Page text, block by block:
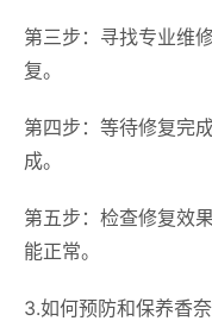
第三步：寻找专业维
复。
第四步：等待修复完
成。
第五步：检查修复效
能正常。
3.如何预防和保养香